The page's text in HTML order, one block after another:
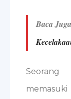
Baca
Seorang